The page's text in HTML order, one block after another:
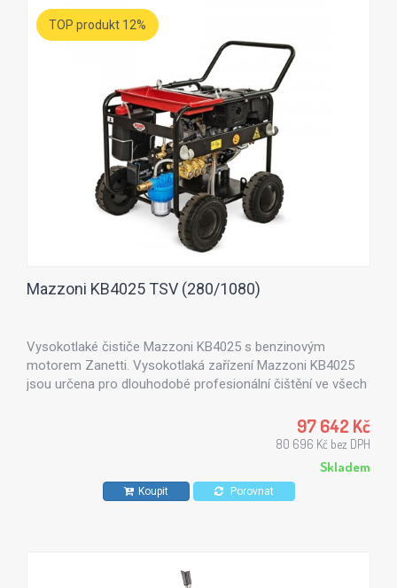
TOP produkt 12%
Mazzoni KB4025 TSV (280/1080)
Vysokotlaké čističe Mazzoni KB4025 s benzinovým
motorem Zanetti. Vysokotlaká zařízení Mazzoni KB4025
jsou určena pro dlouhodobé profesionální čištění ve všech
automobilového zaměření. Ideální volba do míst, kde není
97 642 Kč
80 696 Kč bez DPH
Skladem
Koupit Porovnat